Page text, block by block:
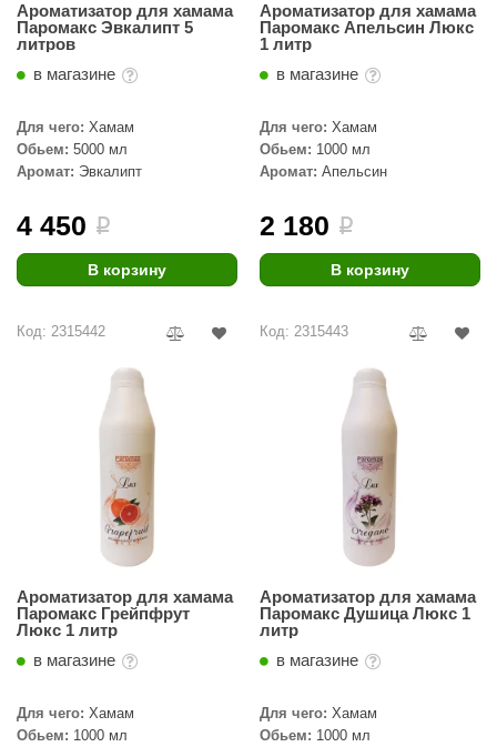
Sauna
icon
Ароматизатор для хамама
Паромакс Эвкалипт 5
литров
в магазине
Для чего: Хамам
Обьем: 5000 мл
Аромат: Эвкалипт
4 450 i
В корзину
Ароматизатор для хамама
Паромакс Апельсин Люкс
1 литр
в магазине
Для чего: Хамам
Обьем: 1000 мл
Аромат: Апельсин
2 180 i
В корзину
Код: 2315442
Ароматизатор для хамама
Паромакс Грейпфрут
Люкс 1 литр
в магазине
Для чего: Хамам
Обьем: 1000 мл
Код: 2315443
Ароматизатор для хамама
Паромакс Душица Люкс 1
литр
в магазине
Для чего: Хамам
Обьем: 1000 мл